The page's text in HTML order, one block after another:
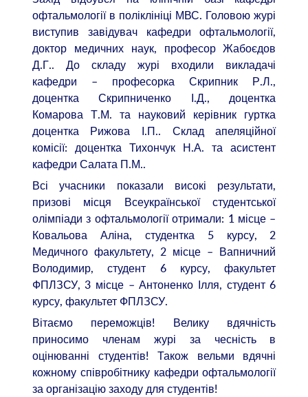
офтальмології в поліклініці МВС. Головою журі
виступив завідувач кафедри офтальмології,
доктор медичних наук, професор Жабоєдов
Д.Г.. До складу журі входили викладачі
кафедри – професорка Скрипник Р.Л.,
доцентка Скрипниченко І.Д., доцентка
Комарова Т.М. та науковий керівник гуртка
доцентка Рижова І.П.. Склад апеляційної
комісії: доцентка Тихончук Н.А. та асистент
кафедри Салата П.М..
Всі учасники показали високі результати,
призові місця Всеукраїнської студентської
олімпіади з офтальмології отримали: 1 місце –
Ковальова Аліна, студентка 5 курсу, 2
Медичного факультету, 2 місце – Вапничний
Володимир, студент 6 курсу, факультет
ФПЛЗСУ, 3 місце – Антоненко Ілля, студент 6
курсу, факультет ФПЛЗСУ.
Вітаємо переможців! Велику вдячність
приносимо членам журі за чесність в
оцінюванні студентів! Також вельми вдячні
кожному співробітнику кафедри офтальмології
за організацію заходу для студентів!